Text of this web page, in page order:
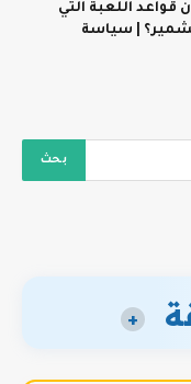
اللعبة التي
| سياسة
+